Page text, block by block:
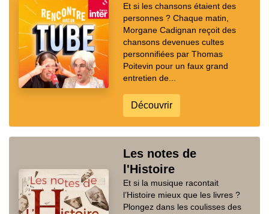
Et si les chansons étaient des
personnes ? Chaque matin,
Morgane Cadignan reçoit des
chansons devenues cultes
personnifiées par Thomas
Poitevin pour un faux grand
entretien de...
Découvrir
Les notes de
l'Histoire
Et si la musique racontait
l’Histoire mieux que les livres ?
Plongez dans les coulisses des